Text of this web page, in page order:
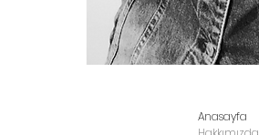
Anasayfa